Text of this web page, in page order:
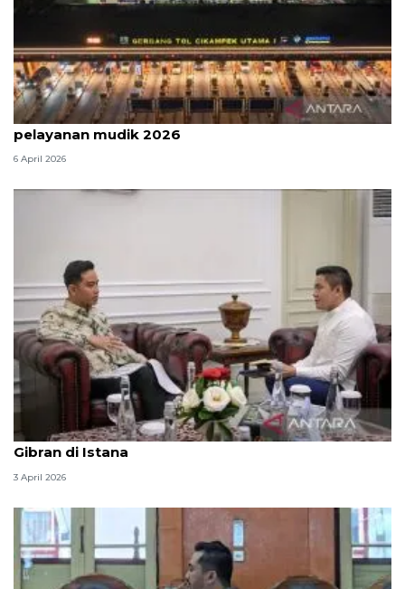
Survei: 88,8 persen responden puas dengan
pelayanan mudik 2026
6 April 2026
Seskab Teddy silaturahmi Idul Fitri ke Wapres
Gibran di Istana
3 April 2026